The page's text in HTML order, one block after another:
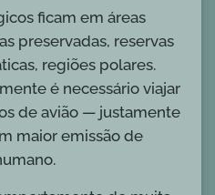
ficam em áreas
preservadas, reservas
regiões polares.
é necessário viajar
de avião — justamente
maior emissão de